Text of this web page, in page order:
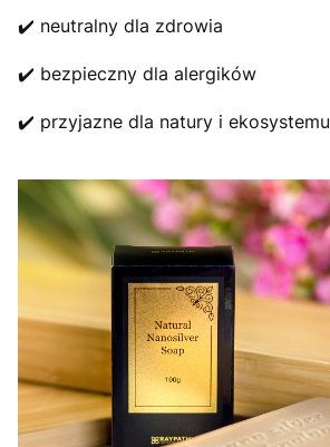
✔️ neutralny dla zdrowia
✔️ bezpieczny dla alergików
✔️ przyjazne dla natury i ekosystemu